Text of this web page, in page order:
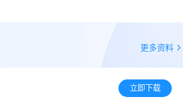
更多资料
立即下载